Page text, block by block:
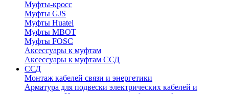
Муфты-кросс
Муфты GJS
Муфты Huatel
Муфты МВОТ
Муфты FOSC
Аксессуары к муфтам
Аксессуары к муфтам ССД
ССД
Монтаж кабелей связи и энергетики
Арматура для подвески электрических кабелей и